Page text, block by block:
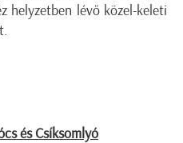
helyzetben lévő közel-keleti
és Csíksomlyó